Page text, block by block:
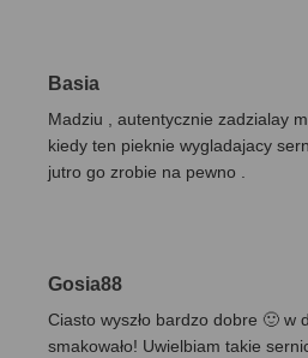
Basia
Madziu , autentycznie zadzialay
kiedy ten pieknie wygladajacy
jutro go zrobie na pewno .
Gosia88
Ciasto wyszło bardzo dobre 🙂 w
smakowało! Uwielbiam takie